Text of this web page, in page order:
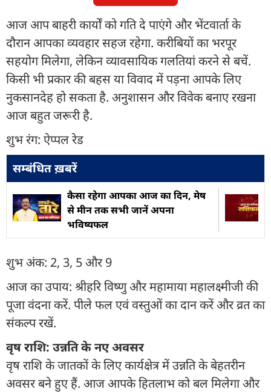
आज आप बाहरी कार्यों को गति दे पाएंगे और भेंटवार्ता के
दौरान आपका व्यवहार सहज रहेगा. करीबियों का भरपूर
सहयोग मिलेगा, लेकिन व्यावसायिक गलतियां करने से बचें.
किसी भी प्रकार की बहस या विवाद में पड़ना आपके लिए
नुकसानदेह हो सकता है. अनुशासन और विवेक बनाए रखना
आज बहुत जरूरी है.
शुभ रंग: ऐप्पल रेड
सम्बंधित ख़बरें
कैसा रहेगा आपका आज का द‍िन, मेष
से मीन तक सभी जानें अपना
भविष्यफल
शुभ अंक: 2, 3, 5 और 9
आज का उपाय: श्रीहरि विष्णु और महामाया महालक्ष्मीजी की
पूजा वंदना करें. पीले फल एवं वस्तुओं का दान करें और व्रत का
संकल्प रखें.
वृष राशि: उन्नति के नए अवसर
वृष राशि के जातकों के लिए कार्यक्षेत्र में उन्नति के बेहतरीन
अवसर बने हुए हैं. आज आपके हितलाभ को बल मिलेगा और